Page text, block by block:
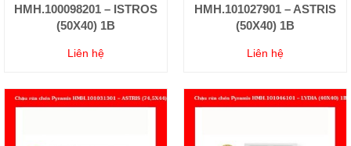
HMH.100098201 – ISTROS
(50X40) 1B
Liên hệ
HMH.101027901 – ASTRIS
(50X40) 1B
Liên hệ